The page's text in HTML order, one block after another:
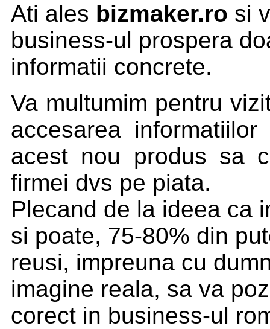
Ati ales bizmaker.ro si
business-ul prospera
informatii concrete.
Va multumim pentru
accesarea
acest nou produs sa
firmei dvs pe piata.
Plecand de la ideea ca
si poate, 75-80% din
reusi, impreuna cu
imagine reala, sa va
corect in business-ul